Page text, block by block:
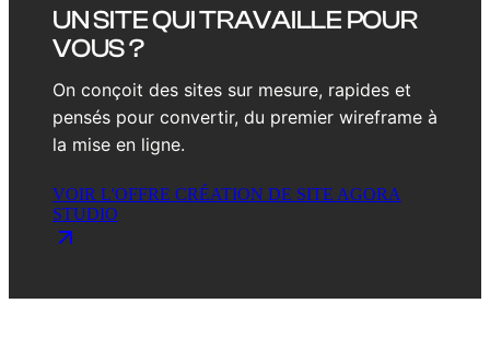
UN SITE QUI TRAVAILLE POUR
VOUS ?
On conçoit des sites sur mesure, rapides et
pensés pour convertir, du premier wireframe à
la mise en ligne.
VOIR L'OFFRE CRÉATION DE SITE AGORA
STUDIO